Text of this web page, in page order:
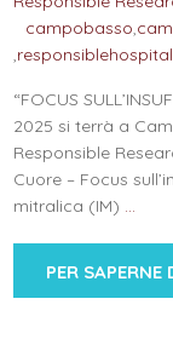
campobasso,
,responsiblehospital
“FOCUS
2025 si terrà a
Responsible
Cuore – Focus
mitralica (IM) …
PER SAPERNE